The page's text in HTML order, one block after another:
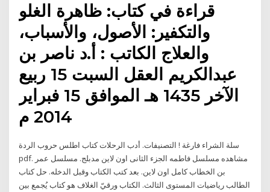
قراءة في كتاب: ظاهرة الغلو
والتكفير: الأصول، والأسباب،
والعلاج الكاتب : أ.د ناصر بن
عبدالكريم العقل السبت 15 ربيع
الآخر 1435 هـ الموافق 15 فبراير
2014 م
سلة الشراء فارغة ! التصنيفات. أدب الرحلات كتاب اطلس حروب الردة
pdf. مشاهده مسلسل فاطمه الجزء الثانى اون لاين مدبلج. مسلسل عمر
بن الخطاب كامل اون لاين. بعد كتب الكتاب وقبل الدخله. حل كتاب
الطالب رياضيات المستوى الثالث. الكتاب ورقيّ الغلاف هو كتاب يُجمع بين